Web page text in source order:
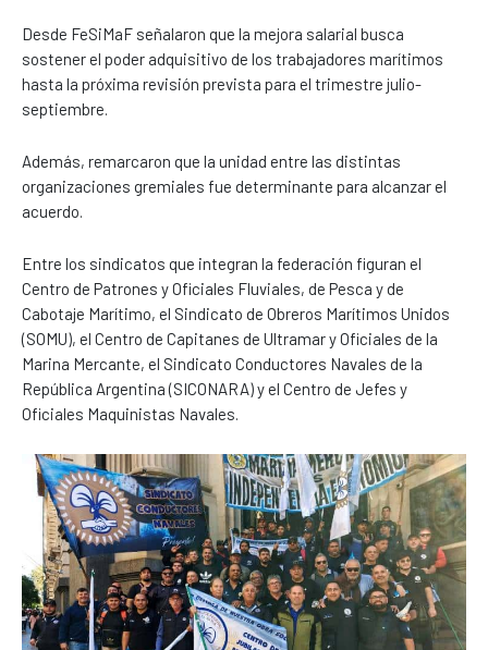
Desde FeSiMaF señalaron que la mejora salarial busca
sostener el poder adquisitivo de los trabajadores marítimos
hasta la próxima revisión prevista para el trimestre julio-
septiembre.
Además, remarcaron que la unidad entre las distintas
organizaciones gremiales fue determinante para alcanzar el
acuerdo.
Entre los sindicatos que integran la federación figuran el
Centro de Patrones y Oficiales Fluviales, de Pesca y de
Cabotaje Marítimo, el Sindicato de Obreros Marítimos Unidos
(SOMU), el Centro de Capitanes de Ultramar y Oficiales de la
Marina Mercante, el Sindicato Conductores Navales de la
República Argentina (SICONARA) y el Centro de Jefes y
Oficiales Maquinistas Navales.